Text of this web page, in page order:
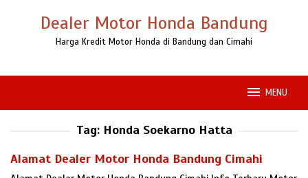
Dealer Motor Honda Bandung
Harga Kredit Motor Honda di Bandung dan Cimahi
MENU
Tag: Honda Soekarno Hatta
Alamat Dealer Motor Honda Bandung Cimahi